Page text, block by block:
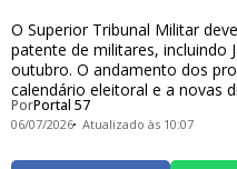
O Superior Tribunal Militar
patente de militares, incluindo
outubro. O andamento dos
calendário eleitoral e a novas
PorPortal 57
06/07/2026 Atualizado às 10:07